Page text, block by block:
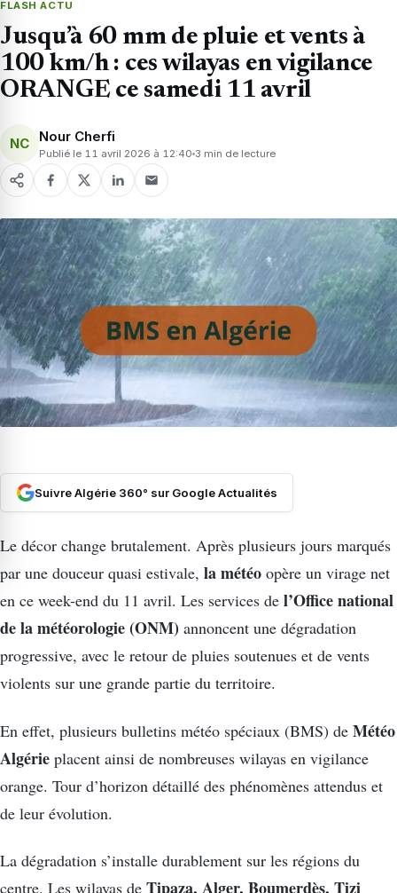
FLASH ACTU
Jusqu’à 60 mm de pluie et vents à
100 km/h : ces wilayas en vigilance
ORANGE ce samedi 11 avril
NC Nour Cherfi
Publié le 11 avril 2026 à 12:40 3 min de lecture
Suivre Algérie 360° sur Google Actualités
Le décor change brutalement. Après plusieurs jours marqués
par une douceur quasi estivale, la météo opère un virage net
en ce week-end du 11 avril. Les services de l’Office national
de la météorologie (ONM) annoncent une dégradation
progressive, avec le retour de pluies soutenues et de vents
violents sur une grande partie du territoire.
En effet, plusieurs bulletins météo spéciaux (BMS) de Météo
Algérie placent ainsi de nombreuses wilayas en vigilance
orange. Tour d’horizon détaillé des phénomènes attendus et
de leur évolution.
La dégradation s’installe durablement sur les régions du
centre. Les wilayas de Tipaza, Alger, Boumerdès, Tizi